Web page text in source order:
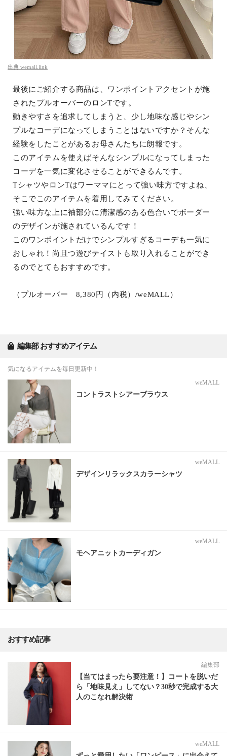
出典 wemall.link
最後にご紹介する商品は、ワンポイントアクセントが施
されたプルオーバーのロンTです。
動きやすさを追求してしまうと、少し地味な感じやシン
プルなコーデになってしまうことはないですか？そんな
経験をしたことがあるお母さんたちに朗報です。
このアイテムを使えばそんなシンプルになってしまった
コーデを一気に変化させることができるんです。
TシャツやロンTはワーママにとって強い味方ですよね、
そこでこのアイテムを着用してみてください。
強い味方な上に袖部分に清潔感のある色合いでボーダー
のデザインが施されているんです！
このワンポイントだけでシンプルすぎるコーデも一気に
おしゃれ！尚且つ遊びテイストも取り入れることができ
るのでとてもおすすめです。
（プルオーバー 8,380円（内税）/weMALL）
編集部 おすすめアイテム
気になるアイテムを毎日更新中！
weMALL
コントラストシアーブラウス
weMALL
デザインリラックスカラーシャツ
weMALL
モヘアニットカーディガン
おすすめ記事
編集部
【当てはまったら要注意！】コートを脱いだ
ら「地味見え」してない？30秒で完成する大
人のこなれ解決術
weMALL